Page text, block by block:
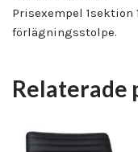
Prisexempel 1sektion
förlägningsstolpe.
Relaterade